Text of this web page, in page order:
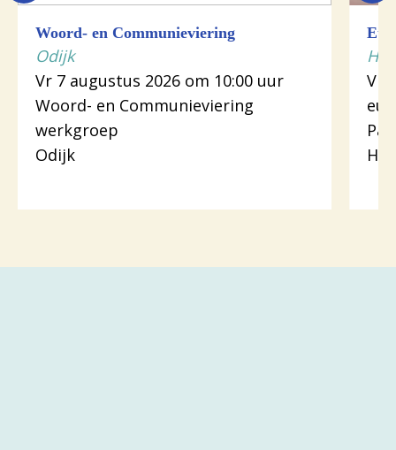
Woord- en Communieviering
Odijk
Vr 7 augustus 2026 om 10:00 uur
Woord- en Communieviering
werkgroep
Odijk
Vr